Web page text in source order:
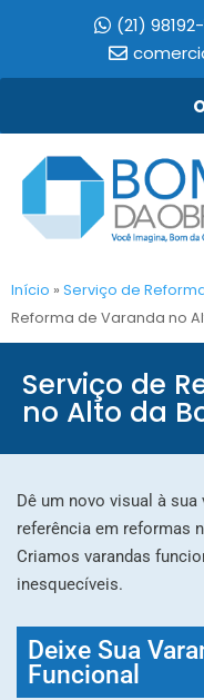
(21)
Início » Serviço de
Reforma de Varanda no
Serviço de
no Alto da
Dê um novo visual à sua
referência em reformas
Criamos varandas
inesquecíveis.
Deixe Sua
Funcional